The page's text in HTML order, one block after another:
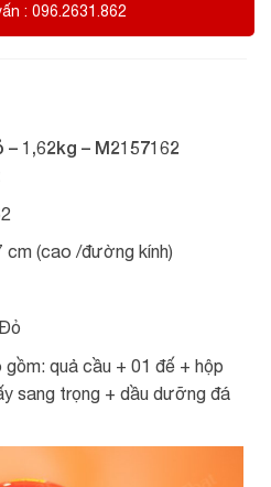
: 096.2631.862
1,62kg – M2157162
(cao /đường kính)
quả cầu + 01 đế + hộp
sang trọng + dầu dưỡng đá